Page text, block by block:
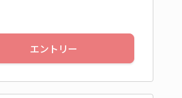
エントリー